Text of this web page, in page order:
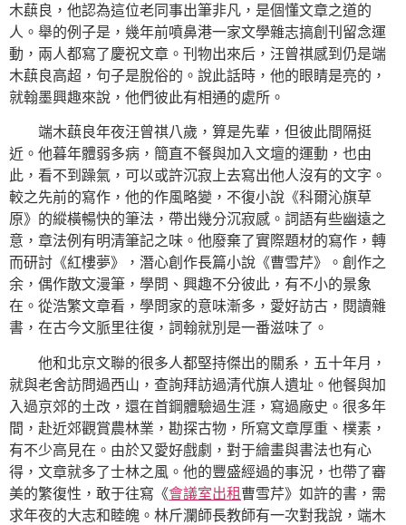
木蕻良，他認為這位老同事出筆非凡，是個懂文章之道的
人。舉的例子是，幾年前噴鼻港一家文學雜志搞創刊留念運
動，兩人都寫了慶祝文章。刊物出來后，汪曾祺感到仍是端
木蕻良高超，句子是脫俗的。說此話時，他的眼睛是亮的，
就翰墨興趣來說，他們彼此有相通的處所。
端木蕻良年夜汪曾祺八歲，算是先輩，但彼此間隔挺
近。他暮年體弱多病，簡直不餐與加入文壇的運動，也由
此，看不到躁氣，可以或許沉寂上去寫出他人沒有的文字。
較之先前的寫作，他的作風略變，不復小說《科爾沁旗草
原》的縱橫暢快的筆法，帶出幾分沉寂感。詞語有些幽遠之
意，章法例有明清筆記之味。他廢棄了實際題材的寫作，轉
而研討《紅樓夢》，潛心創作長篇小說《曹雪芹》。創作之
余，偶作散文漫筆，學問、興趣不分彼此，有不小的景象
在。從浩繁文章看，學問家的意味漸多，愛好訪古，閱讀雜
書，在古今文脈里往復，詞翰就別是一番滋味了。
他和北京文聯的很多人都堅持傑出的關系，五十年月，
就與老舍訪問過西山，查詢拜訪過清代旗人遺址。他餐與加
入過京郊的土改，還在首鋼體驗過生涯，寫過廠史。很多年
間，赴近郊觀賞農林業，勘探古物，所寫文章厚重、樸素，
有不少高見在。由於又愛好戲劇，對于繪畫與書法也有心
得，文章就多了士林之風。他的豐盛經過的事況，也帶了審
美的繁復性，敢于往寫《會議室出租曹雪芹》如許的書，需
求年夜的大志和睦魄。林斤瀾師長教師有一次對我說，端木